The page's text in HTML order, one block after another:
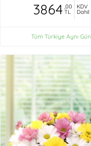
3864 ,00
TL
KDV
Dahil
Tüm Türkiye Aynı Gün